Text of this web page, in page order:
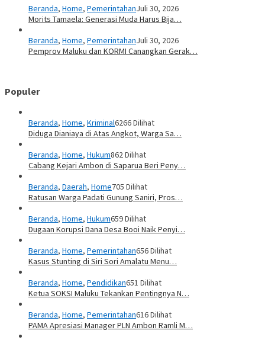
Beranda, Home, PemerintahanJuli 30, 2026
Morits Tamaela: Generasi Muda Harus Bija…
Beranda, Home, PemerintahanJuli 30, 2026
Pemprov Maluku dan KORMI Canangkan Gerak…
Populer
Beranda, Home, Kriminal6266 Dilihat
Diduga Dianiaya di Atas Angkot, Warga Sa…
Beranda, Home, Hukum862 Dilihat
Cabang Kejari Ambon di Saparua Beri Peny…
Beranda, Daerah, Home705 Dilihat
Ratusan Warga Padati Gunung Saniri, Pros…
Beranda, Home, Hukum659 Dilihat
Dugaan Korupsi Dana Desa Booi Naik Penyi…
Beranda, Home, Pemerintahan656 Dilihat
Kasus Stunting di Siri Sori Amalatu Menu…
Beranda, Home, Pendidikan651 Dilihat
Ketua SOKSI Maluku Tekankan Pentingnya N…
Beranda, Home, Pemerintahan616 Dilihat
PAMA Apresiasi Manager PLN Ambon Ramli M…